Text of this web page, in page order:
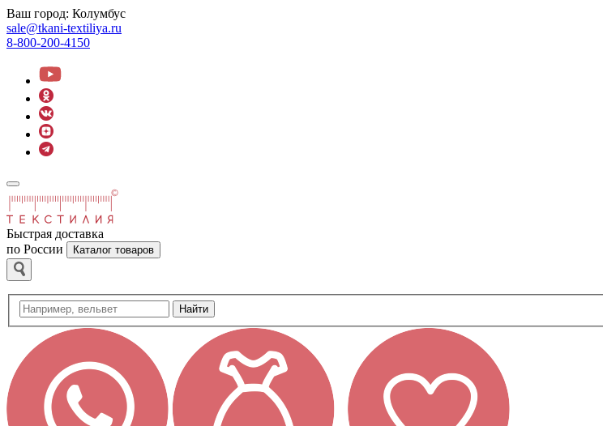
Ваш город: Колумбус
sale@tkani-textiliya.ru
8-800-200-4150
Быстрая доставка
по России
Каталог товаров
Найти